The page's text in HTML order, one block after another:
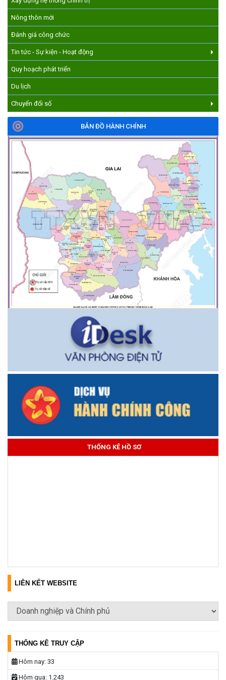
Nông thôn mới
Đánh giá công chức
Tin tức - Sự kiện - Hoạt động
Quy hoạch phát triển
Du lịch
Chuyển đổi số
BẢN ĐỒ HÀNH CHÍNH
THỐNG KÊ HỒ SƠ
LIÊN KẾT WEBSITE
THỐNG KÊ TRUY CẬP
Hôm nay: 33
Hôm qua: 1.243
CƯ M’GAR – LAN TỎA TRI THỨC, VỮNG BƯỚC CÙNG NÔNG
DÂN VIỆT NAM!
(17/07/2026)